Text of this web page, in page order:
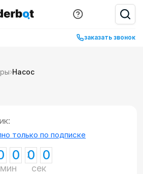
заказать звонок
›Насос
только по подписке
0
мин
0 0
сек